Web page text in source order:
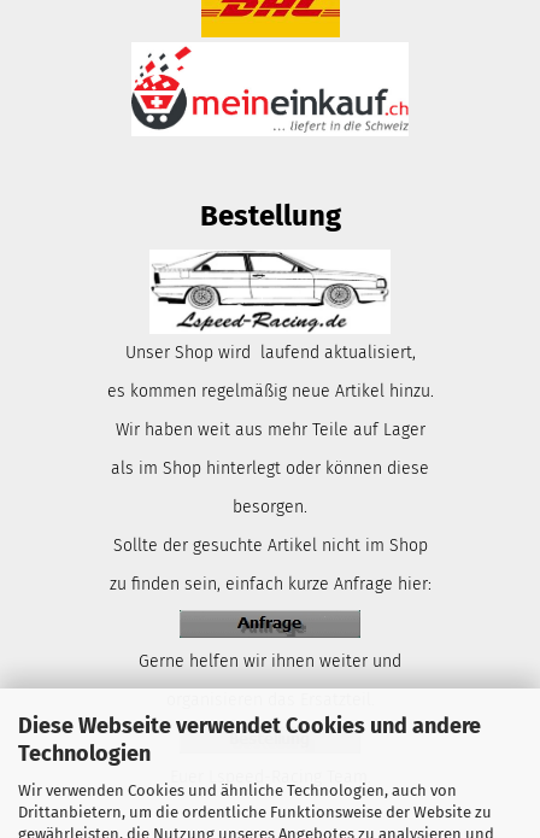
Diese Webseite verwendet Cookies und andere
Technologien
Wir verwenden Cookies und ähnliche Technologien, auch von
Drittanbietern, um die ordentliche Funktionsweise der Website zu
gewährleisten, die Nutzung unseres Angebotes zu analysieren und
Bestellung
Unser Shop wird laufend aktualisiert,
es kommen regelmäßig neue Artikel hinzu.
Wir haben weit aus mehr Teile auf Lager
als im Shop hinterlegt oder können diese
besorgen.
Sollte der gesuchte Artikel nicht im Shop
zu finden sein, einfach kurze Anfrage hier:
Gerne helfen wir ihnen weiter und